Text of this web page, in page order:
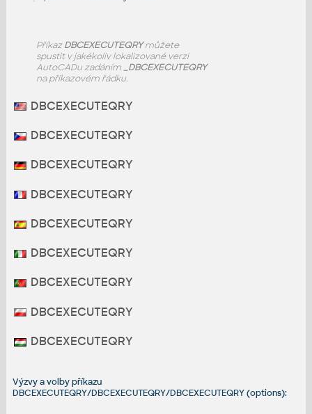
PříkazDBCEXECUTEQRYmůžete
spustit v jakékoliv lokalizované verzi
AutoCADu zadáním _DBCEXECUTEQRY
na příkazovém řádku.
DBCEXECUTEQRY
DBCEXECUTEQRY
DBCEXECUTEQRY
DBCEXECUTEQRY
DBCEXECUTEQRY
DBCEXECUTEQRY
DBCEXECUTEQRY
DBCEXECUTEQRY
DBCEXECUTEQRY
Výzvy a volby příkazu
DBCEXECUTEQRY/DBCEXECUTEQRY/DBCEXECUTEQRY (options):